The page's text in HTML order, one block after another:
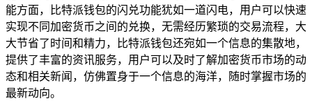
能方面，比特派钱包的闪兑功能犹如一道闪电，用户可以快速
实现不同加密货币之间的兑换，无需经历繁琐的交易流程，大
大节省了时间和精力，比特派钱包还宛如一个信息的集散地，
提供了丰富的资讯服务，用户可以及时了解加密货币市场的动
态和相关新闻，仿佛置身于一个信息的海洋，随时掌握市场的
最新动向。